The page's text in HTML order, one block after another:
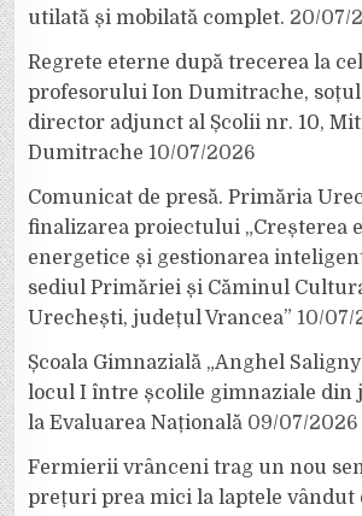
utilată și mobilată complet. 20/07/
Regrete eterne după trecerea la
profesorului Ion Dumitrache,
director adjunct al Școlii nr. 10,
Dumitrache 10/07/2026
Comunicat de presă. Primăria
finalizarea proiectului „Creșterea
energetice și gestionarea
sediul Primăriei și Căminul
Urechești, județul Vrancea” 10/07/
Școala Gimnazială „Anghel
locul I între școlile gimnaziale din
la Evaluarea Națională 09/07/2026
Fermierii vrânceni trag un nou
prețuri prea mici la laptele vândut